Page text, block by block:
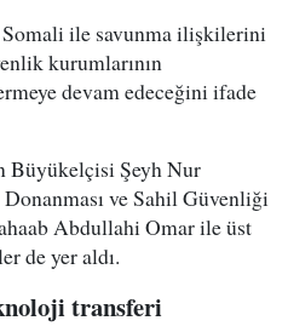
ile savunma ilişkilerini
kurumlarının
devam edeceğini ifade
Büyükelçisi Şeyh Nur
ve Sahil Güvenliği
Abdullahi Omar ile üst
de yer aldı.
transferi